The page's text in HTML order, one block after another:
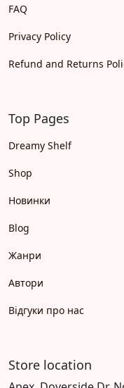
FAQ
Privacy Policy
Refund and Returns
Top Pages
Dreamy Shelf
Shop
Новинки
Blog
Жанри
Автори
Відгуки про нас
Store location